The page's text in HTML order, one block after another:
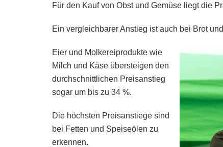
Für den Kauf von Obst und Gemüse liegt die
Ein vergleichbarer Anstieg ist auch bei Brot
Eier und Molkereiprodukte wie
Milch und Käse übersteigen den
durchschnittlichen Preisanstieg
sogar um bis zu 34 %.
Die höchsten Preisanstiege sind
bei Fetten und Speiseölen zu
erkennen.